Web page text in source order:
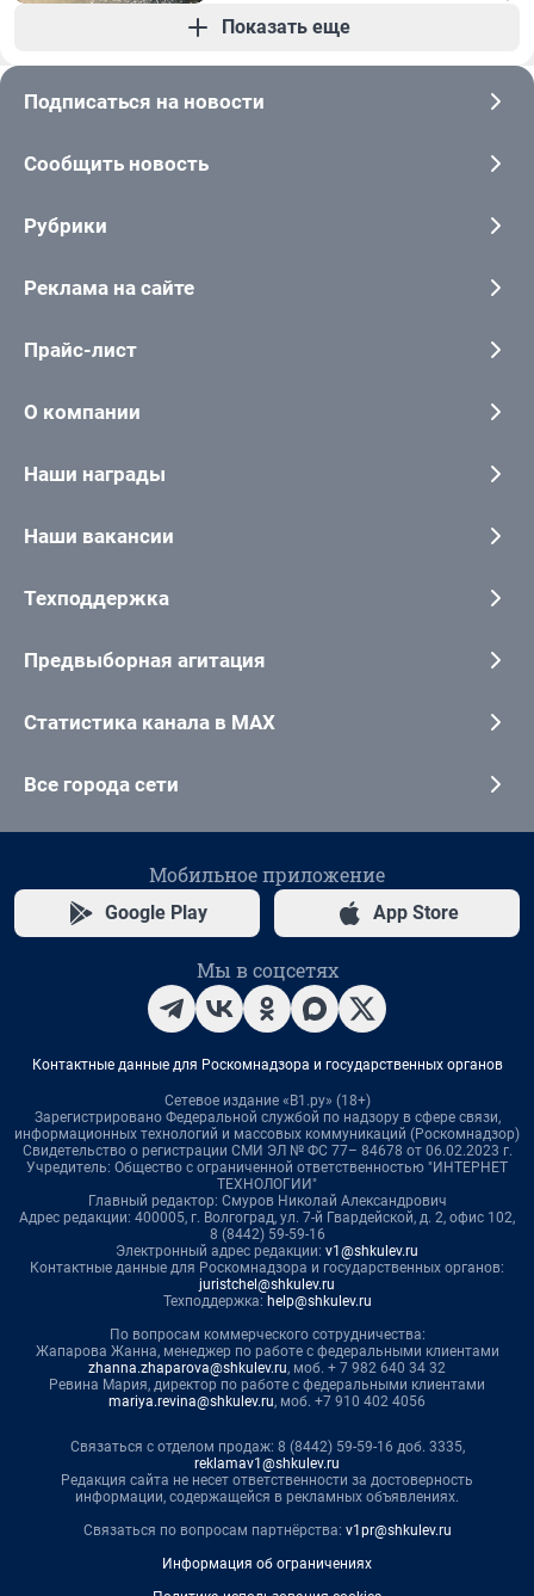
Показать еще
Подписаться на новости
Сообщить новость
Рубрики
Реклама на сайте
Прайс-лист
О компании
Наши награды
Наши вакансии
Техподдержка
Предвыборная агитация
Статистика канала в MAX
Все города сети
Мобильное приложение
Google Play App Store
Мы в соцсетях
Контактные данные для Роскомнадзора и государственных органов
Сетевое издание «В1.ру» (18+)
Зарегистрировано Федеральной службой по надзору в сфере связи,
информационных технологий и массовых коммуникаций (Роскомнадзор)
Свидетельство о регистрации СМИ ЭЛ № ФС 77– 84678 от 06.02.2023 г.
Учредитель: Общество с ограниченной ответственностью "ИНТЕРНЕТ
ТЕХНОЛОГИИ"
Главный редактор: Смуров Николай Александрович
Адрес редакции: 400005, г. Волгоград, ул. 7-й Гвардейской, д. 2, офис 102,
8 (8442) 59-59-16
Электронный адрес редакции: v1@shkulev.ru
Контактные данные для Роскомнадзора и государственных органов:
juristchel@shkulev.ru
Техподдержка: help@shkulev.ru
По вопросам коммерческого сотрудничества:
Жапарова Жанна, менеджер по работе с федеральными клиентами
zhanna.zhaparova@shkulev.ru, моб. + 7 982 640 34 32
Ревина Мария, директор по работе с федеральными клиентами
mariya.revina@shkulev.ru, моб. +7 910 402 4056
Связаться с отделом продаж: 8 (8442) 59-59-16 доб. 3335,
reklamav1@shkulev.ru
Редакция сайта не несет ответственности за достоверность
информации, содержащейся в рекламных объявлениях.
Связаться по вопросам партнёрства: v1pr@shkulev.ru
Информация об ограничениях